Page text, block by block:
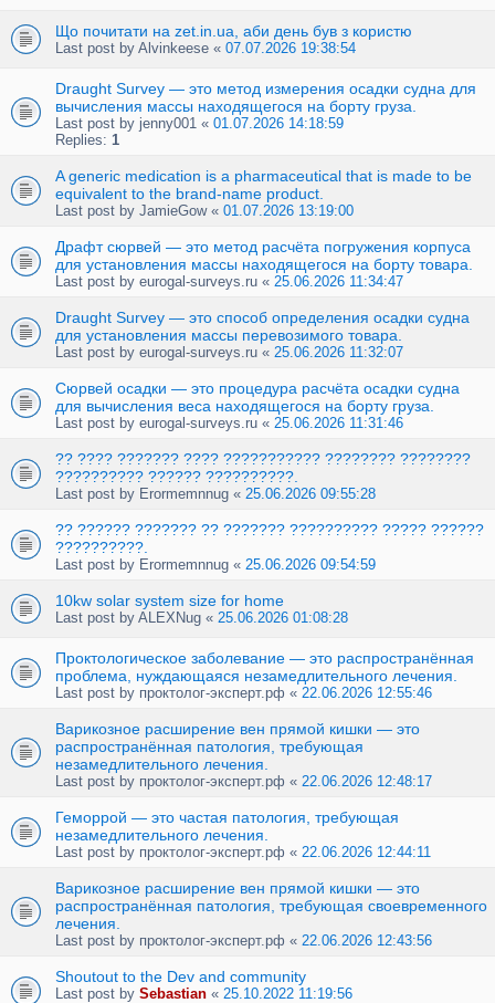
Що почитати на zet.in.ua, аби день був з користю
Last post by Alvinkeese « 07.07.2026 19:38:54
Draught Survey — это метод измерения осадки судна для
вычисления массы находящегося на борту груза.
Last post by jenny001 « 01.07.2026 14:18:59
Replies: 1
A generic medication is a pharmaceutical that is made to be
equivalent to the brand-name product.
Last post by JamieGow« 01.07.2026 13:19:00
Драфт сюрвей — это метод расчёта погружения корпуса
для установления массы находящегося на борту товара.
Last post by eurogal-surveys.ru « 25.06.2026 11:34:47
Draught Survey — это способ определения осадки судна
для установления массы перевозимого товара.
Last post by eurogal-surveys.ru « 25.06.2026 11:32:07
Сюрвей осадки — это процедура расчёта осадки судна
для вычисления веса находящегося на борту груза.
Last post by eurogal-surveys.ru « 25.06.2026 11:31:46
?? ???? ??????? ???? ??????????? ???????? ????????
?????????? ?????? ??????????.
Last post by Erormemnnug « 25.06.2026 09:55:28
?? ?????? ??????? ?? ??????? ?????????? ????? ??????
??????????.
Last post by Erormemnnug « 25.06.2026 09:54:59
10kw solar system size for home
Last post by ALEXNug « 25.06.2026 01:08:28
Проктологическое заболевание — это распространённая
проблема, нуждающаяся незамедлительного лечения.
Last post by проктолог-эксперт.рф « 22.06.2026 12:55:46
Варикозное расширение вен прямой кишки — это
распространённая патология, требующая
незамедлительного лечения.
Last post by проктолог-эксперт.рф « 22.06.2026 12:48:17
Геморрой — это частая патология, требующая
незамедлительного лечения.
Last post by проктолог-эксперт.рф « 22.06.2026 12:44:11
Варикозное расширение вен прямой кишки — это
распространённая патология, требующая своевременного
лечения.
Last post by проктолог-эксперт.рф « 22.06.2026 12:43:56
Shoutout to the Dev and community
Last post by Sebastian « 25.10.2022 11:19:56